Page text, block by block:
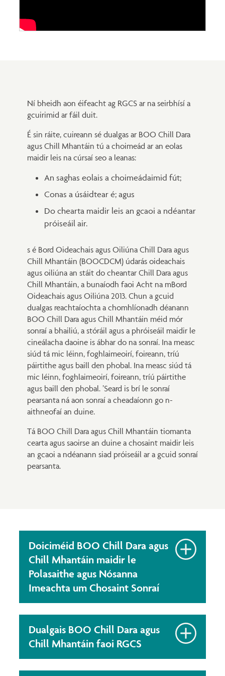
Ní bheidh aon éifeacht ag RGCS ar na seirbhísí a
gcuirimid ar fáil duit.
É sin ráite, cuireann sé dualgas ar BOO Chill Dara
agus Chill Mhantáin tú a choimeád ar an eolas
maidir leis na cúrsaí seo a leanas:
An saghas eolais a choimeádaimid fút;
Conas a úsáidtear é; agus
Do chearta maidir leis an gcaoi a ndéantar
próiseáil air.
s é Bord Oideachais agus Oiliúna Chill Dara agus
Chill Mhantáin (BOOCDCM) údarás oideachais
agus oiliúna an stáit do cheantar Chill Dara agus
Chill Mhantáin, a bunaíodh faoi Acht na mBord
Oideachais agus Oiliúna 2013. Chun a gcuid
dualgas reachtaíochta a chomhlíonadh déanann
BOO Chill Dara agus Chill Mhantáin méid mór
sonraí a bhailiú, a stóráil agus a phróiseáil maidir le
cineálacha daoine is ábhar do na sonraí. Ina measc
siúd tá mic léinn, foghlaimeoirí, foireann, tríú
páirtithe agus baill den phobal. Ina measc siúd tá
mic léinn, foghlaimeoirí, foireann, tríú páirtithe
agus baill den phobal. ’Seard is brí le sonraí
pearsanta ná aon sonraí a cheadaíonn go n-
aithneofaí an duine.
Tá BOO Chill Dara agus Chill Mhantáin tiomanta
cearta agus saoirse an duine a chosaint maidir leis
an gcaoi a ndéanann siad próiseáil ar a gcuid sonraí
pearsanta.
Doiciméid BOO Chill Dara agus
Chill Mhantáin maidir le
Polasaithe agus Nósanna
Imeachta um Chosaint Sonraí
Dualgais BOO Chill Dara agus
Chill Mhantáin faoi RGCS